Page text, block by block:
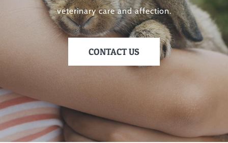
veterinary care and affection.
CONTACT US